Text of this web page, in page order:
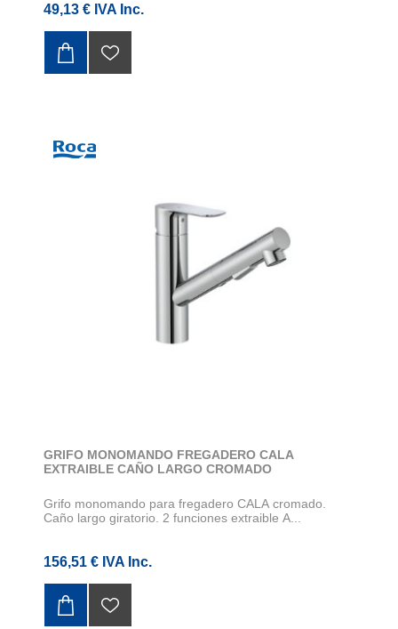
49,13 € IVA Inc.
GRIFO MONOMANDO FREGADERO CALA
EXTRAIBLE CAÑO LARGO CROMADO
Grifo monomando para fregadero CALA cromado.
Caño largo giratorio. 2 funciones extraible A...
156,51 € IVA Inc.